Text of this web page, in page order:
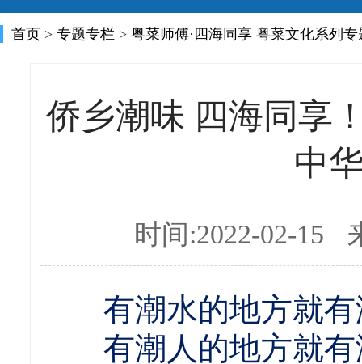
首页 > 专题专栏 > 粤菜师傅·四海同享 粤菜文化系列专
侨乡潮味 四海同享
中
时间:2022-02-15
有潮水的地方就有
有潮人的地方就有